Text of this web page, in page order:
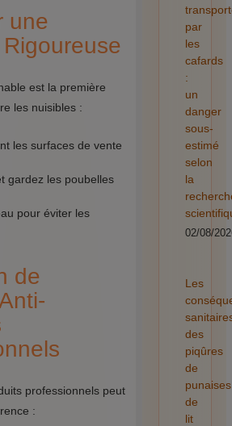
une
est la première
les nuisibles :
les surfaces de vente
gardez les poubelles
pour éviter les
de
professionnels peut
:
par
les
cafards
:
un
danger
sous-
estimé
selon
la
02/08/
Les
des
piqûres
de
punaises
de
lit